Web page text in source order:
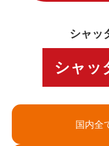
シャッ
シャッ
国内全